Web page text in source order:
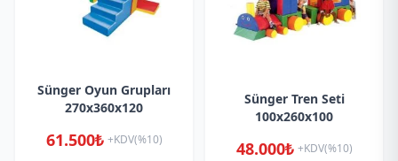
Sünger Oyun Grupları
270x360x120
61.500₺ +KDV(%10)
Sünger Tren Seti
100x260x100
48.000₺ +KDV(%10)